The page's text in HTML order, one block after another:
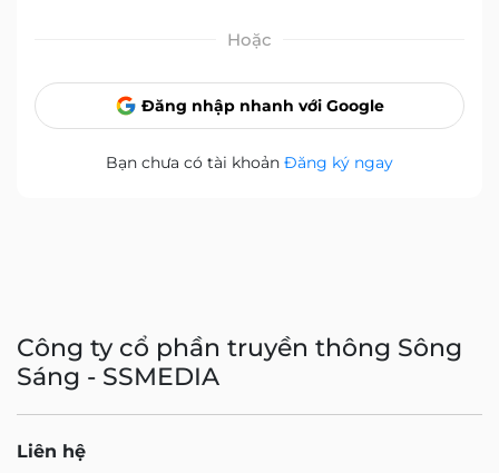
Hoặc
Đăng nhập nhanh với Google
Bạn chưa có tài khoản Đăng ký ngay
Công ty cổ phần truyền thông Sông
Sáng - SSMEDIA
Liên hệ